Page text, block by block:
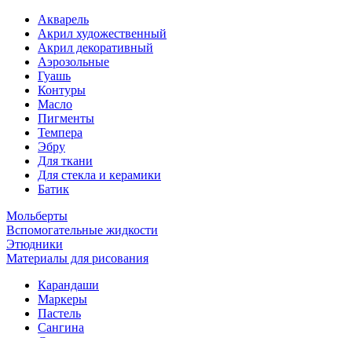
Акварель
Акрил художественный
Акрил декоративный
Аэрозольные
Гуашь
Контуры
Масло
Пигменты
Темпера
Эбру
Для ткани
Для стекла и керамики
Батик
Мольберты
Вспомогательные жидкости
Этюдники
Материалы для рисования
Карандаши
Маркеры
Пастель
Сангина